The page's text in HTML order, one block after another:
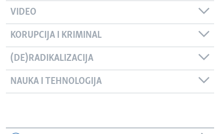
VIDEO
KORUPCIJA I KRIMINAL
(DE)RADIKALIZACIJA
NAUKA I TEHNOLOGIJA